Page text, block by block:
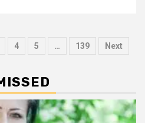
4 5 … 139 Next